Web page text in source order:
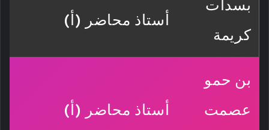
بسدات
كريمة
أستاذ محاضر (أ)
بن حمو
عصمت
أستاذ محاضر (أ)